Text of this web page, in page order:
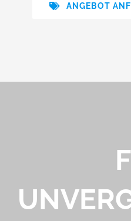
ANGEBOT